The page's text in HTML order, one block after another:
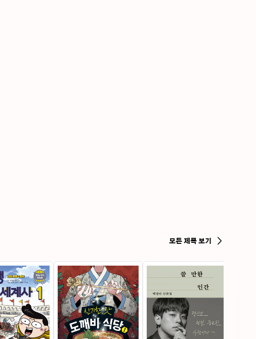
모든 제목 보기